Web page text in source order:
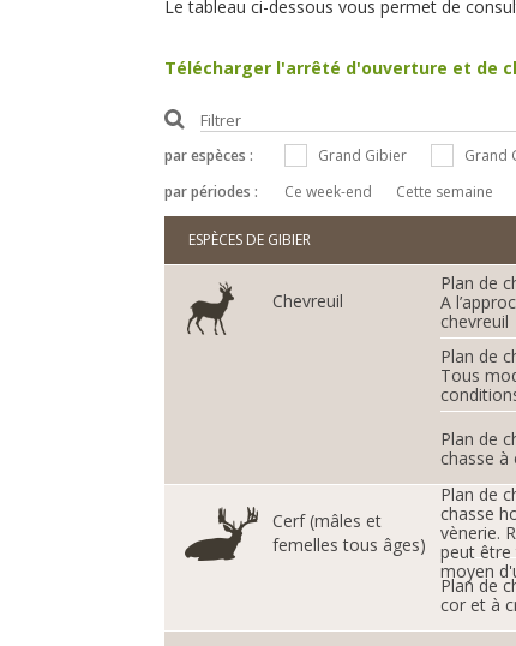
Le tableau ci-dessous vous permet de
Télécharger l'arrêté d'ouverture et de
Filtrer
par espèces : Grand Gibier Grand
par périodes :
Ce week-end Cette semaine
ESPÈCES DE GIBIER
Chevreuil
Plan de
A
chevreuil
Plan de
Tous
Plan de
chasse à
Cerf (mâles et
femelles tous âges)
Plan de
chasse
vènerie.
peut être
moyen
Plan de
cor et à